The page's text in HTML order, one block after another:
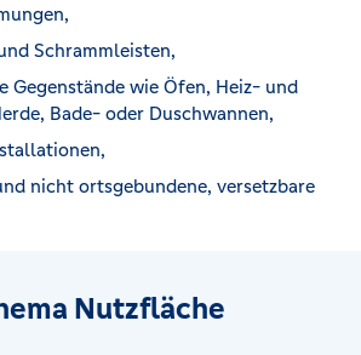
Schrammleisten,
Gegenstände wie Öfen, Heiz- und
Bade- oder Duschwannen,
nicht ortsgebundene, versetzbare
Nutzfläche